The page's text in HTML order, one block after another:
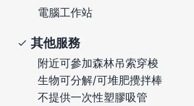
電腦工作站
其他服務
附近可參加森林吊索穿梭
生物可分解/可堆肥攪拌棒
不提供一次性塑膠吸管